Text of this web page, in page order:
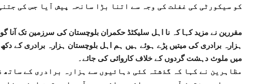
کو سیکورٹی کی غفلت کی وجہ سے اتنا بڑا سانحہ پیش آیا جس کی
مقررین نے مزید کہا کہ نا اہل سلیکٹڈ حکمران بلوچستان کی سرزمین تک آنا
ہزارہ برادری کی میتیں پڑے ہوئے ہیں ہم اہل بلوچستان ہزارہ برادری کے
میں ملوث دہشت گردوں کے خلاف کاروائی کی جائے۔
مظاہرین نے کہا کہ گذشتہ کئی دہائیوں سے ہزارہ برادری کے ساتھ